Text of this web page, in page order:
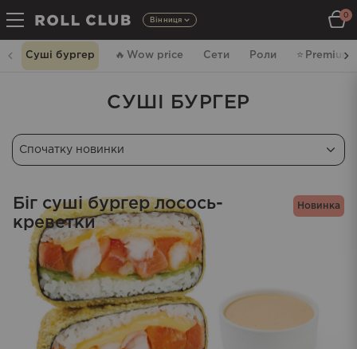
Вінниця
0
Суші бургер 🔥 Wow price Сети Роли ⭐️ Premium
СУШІ БУРГЕР
Новинка
Біг суші бургер лосось-
креветки